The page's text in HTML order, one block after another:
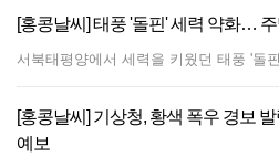
[홍콩날씨] 태풍 '돌핀' 세력 약화…
[홍콩날씨] 기상청, 황색 폭우 경보
예보